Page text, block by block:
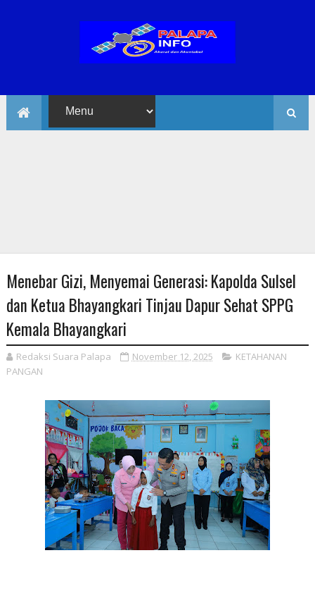
Menebar Gizi, Menyemai Generasi: Kapolda Sulsel
dan Ketua Bhayangkari Tinjau Dapur Sehat SPPG
Kemala Bhayangkari
Redaksi Suara Palapa November 12, 2025
KETAHANAN
PANGAN